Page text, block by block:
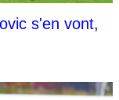
s'en vont,